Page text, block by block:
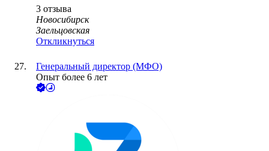
3 отзыва
Новосибирск
Заельцовская
Откликнуться
Генеральный директор (МФО)
Опыт более 6 лет